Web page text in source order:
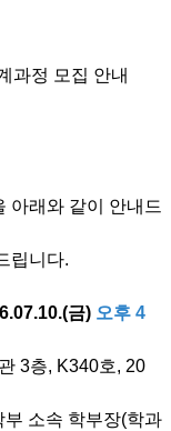
과정 모집 안내
아래와 같이 안내드
립니다.
금) 오후 4
3층, K340호, 20
소속 학부장(학과